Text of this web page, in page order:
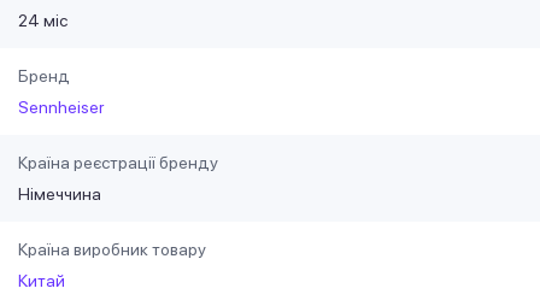
24 міс
Бренд
Sennheiser
Країна реєстрації бренду
Німеччина
Країна виробник товару
Китай